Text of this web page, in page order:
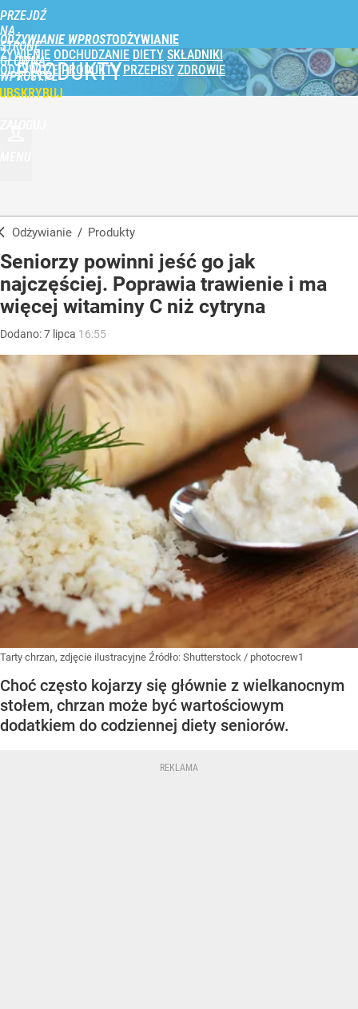
PRZEJDŹ
NA
STRONĘ
GŁÓWNĄ
WPROST.PL
ODŻYWIANIE WPROST
ŻYWIENIE ODCHUDZANIE DIETY SKŁADNIKI
ODŻYWCZE PRODUKTY PRZEPISY ZDROWIE
PRODUKTY
Odżywianie / Produkty
Seniorzy powinni jeść go jak
najczęściej. Poprawia trawienie i ma
więcej witaminy C niż cytryna
Dodano:7 lipca 16:55
Tarty chrzan, zdjęcie ilustracyjne Źródło: Shutterstock / photocrew1
Choć często kojarzy się głównie z wielkanocnym
stołem, chrzan może być wartościowym
dodatkiem do codziennej diety seniorów.